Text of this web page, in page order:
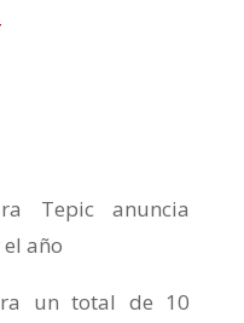
Tepic anuncia
año
un total de 10